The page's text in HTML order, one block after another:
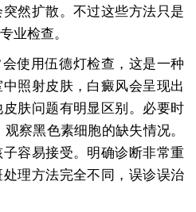
然扩散。不过这些方法只是
业检查。
使用伍德灯检查，这是一种
照射皮肤，白癜风会呈现出
肤问题有明显区别。必要时
察黑色素细胞的缺失情况。
容易接受。明确诊断非常重
理方法完全不同，误诊误治